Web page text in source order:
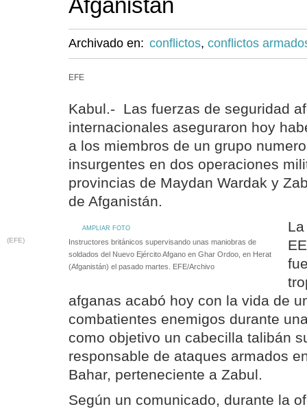
Afganistán
Archivado en: conflictos, conflictos
EFE
Kabul.- Las fuerzas de seguridad
internacionales aseguraron hoy
a los miembros de un grupo
insurgentes en dos operaciones
provincias de Maydan Wardak y
de Afganistán.
AMPLIAR FOTO
(EFE)
Instructores británicos supervisando unas maniobras de
soldados del Nuevo Ejército Afgano en Ghar Ordoo, en Herat
(Afganistán) el pasado martes. EFE/Archivo
afganas acabó hoy con la vida de
combatientes enemigos durante
como objetivo un cabecilla talibán
responsable de ataques armados
Bahar, perteneciente a Zabul.
Según un comunicado, durante la